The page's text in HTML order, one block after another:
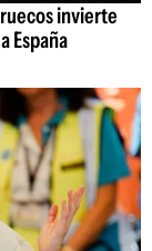
invierte
España